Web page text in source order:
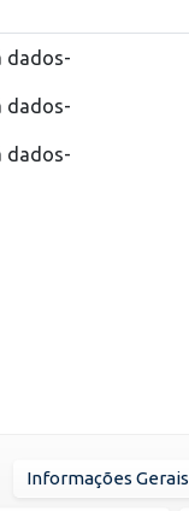
dados-
dados-
dados-
Informações Gerais